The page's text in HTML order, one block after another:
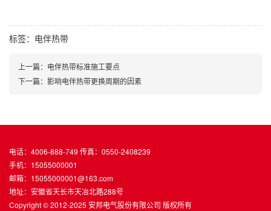
标签： 电伴热带
上一篇：电伴热带标准施工要点
下一篇：影响电伴热带更换周期的因素
电话：4006-888-749 传真：0550-2408239
手机：15055000001
邮箱：15055000001@163.com
地址：安徽省天长市天冶北路288号
Copyright © 2012-2025 安邦电气股份有限公司 版权所有